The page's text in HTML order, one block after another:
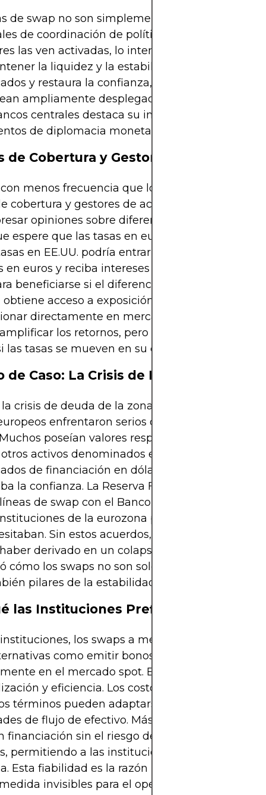
de swap no son simplemente herramientas
de coordinación de políticas globales.
las ven activadas, lo interpretan como un
la liquidez y la estabilidad. Esto a
y restaura la confianza, incluso antes de
ampliamente desplegados. El uso de swaps
centrales destaca su importancia como
de diplomacia monetaria.
de Cobertura y Gestores de Activos
menos frecuencia que los bancos o
cobertura y gestores de activos a veces usan
opiniones sobre diferenciales de tasas de
espere que las tasas en euros se mantengan
en EE.UU. podría entrar en un swap que
en euros y reciba intereses en dólares. Esto
beneficiarse si el diferencial se amplía,
acceso a exposición apalancada sin
directamente en mercados spot. Tales
los retornos, pero también aumentar
las tasas se mueven en su contra.
de Caso: La Crisis de Deuda de la
crisis de deuda de la zona euro de 2010–2012,
enfrentaron serios desafíos para
poseían valores respaldados por
otros activos denominados en dólares, pero su
de financiación en dólares se agotó a
la confianza. La Reserva Federal respondió al
de swap con el Banco Central Europeo,
de la eurozona pudieran obtener los
Sin estos acuerdos, las carencias de
derivado en un colapso sistémico. El
cómo los swaps no son solo herramientas
pilares de la estabilidad financiera global.
las Instituciones Prefieren Swaps
los swaps a menudo presentan
como emitir bonos extranjeros o
en el mercado spot. Brindan certeza,
y eficiencia. Los costos son generalmente
términos pueden adaptarse para alinearse con
de flujo de efectivo. Más importante aún, los
financiación sin el riesgo de oscilaciones
permitiendo a las instituciones planificar con
Esta fiabilidad es la razón por la cual los
invisibles para el operador minorista,